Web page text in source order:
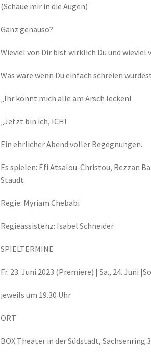
(Schaue mir in die Augen)
Ganz genauso?
Wieviel von Dir bist wirklich Du und
Was wäre wenn Du einfach schreien
„Ihr könnt mich alle am Arsch lecken!
„Jetzt bin ich, ICH!
Ein ehrlicher Abend voller Begegnungen.
Es spielen: Efi Atsalou-Christou, Rezzan
Staudt
Regie: Myriam Chebabi
Regieassistenz: Isabel Schneider
SPIELTERMINE
Fr. 23. Juni 2023 (Premiere) | Sa., 24. Juni
jeweils um 19.30 Uhr
ORT
BOX Theater in der Südstadt, Sachsenring